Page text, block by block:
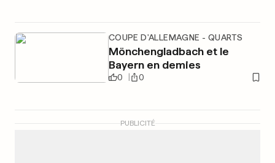
COUPE D'ALLEMAGNE - QUARTS
Mönchengladbach et le
Bayern en demies
0 0
PUBLICITÉ